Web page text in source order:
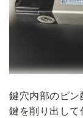
鍵穴内部のピ
鍵を削り出して